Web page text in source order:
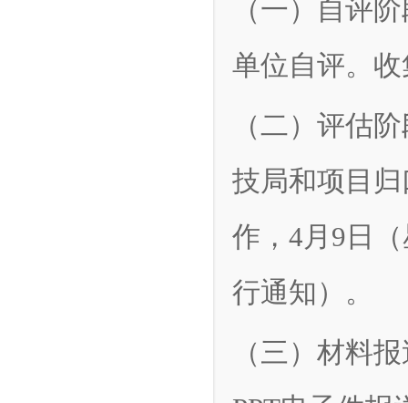
（一）自评
单位自评。
（二）评估
技局和项目
作，4月9日
行通知）。
（三）材料